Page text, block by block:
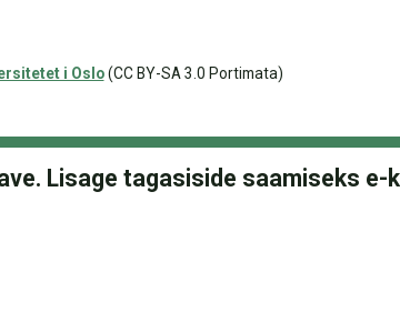
i Oslo(CC BY-SA 3.0 Portimata)